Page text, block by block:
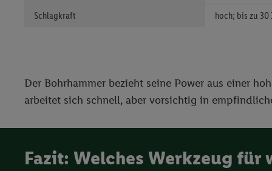
Schlagkraft hoch; bis zu 30
Der Bohrhammer bezieht seine Power aus einer
arbeitet sich schnell, aber vorsichtig in
Fazit: Welches Werkzeug für
Erfolgsmessung:
Messung des Erfolgs
Technologie für
Zugriff auf
reduzierter Daten